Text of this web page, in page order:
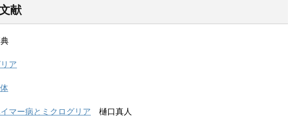
献
ア
マー病とミクログリア 樋口真人